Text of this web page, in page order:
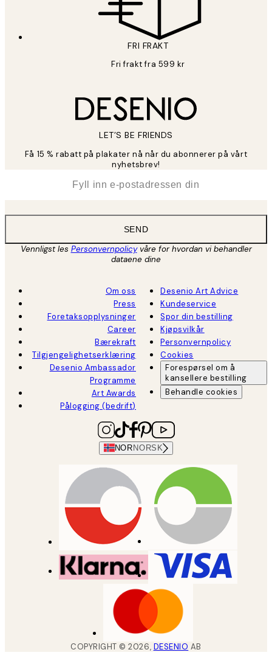
FRI FRAKT
Fri frakt fra 599 kr
LET’S BE FRIENDS
Få 15 % rabatt på plakater nå når du abonnerer på vårt
nyhetsbrev!
SEND
Vennligst les Personvernpolicyvåre for hvordan vi behandler
dataene dine
Om oss
Press
Foretaksopplysninger
Career
Bærekraft
Tilgjengelighetserklæring
Desenio Ambassador
Programme
Art Awards
Pålogging (bedrift)
Desenio Art Advice
Kundeservice
Spor din bestilling
Kjøpsvilkår
Personvernpolicy
Cookies
Forespørsel om å
kansellere bestilling
Behandle cookies
NOR NORSK
COPYRIGHT ©2026, DESENIO AB